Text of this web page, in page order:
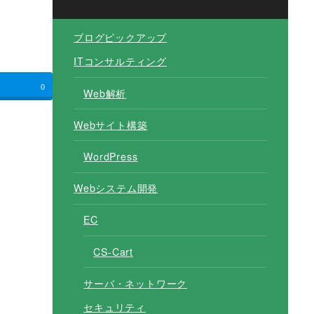
0
ブログピックアップ
ITコンサルティング
Web解析
Webサイト構築
WordPress
Webシステム開発
EC
CS-Cart
サーバ・ネットワーク
セキュリティ